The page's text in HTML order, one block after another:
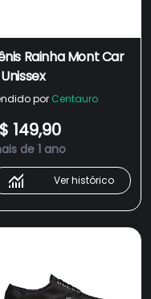
Rainha Mont Car
por Centauro
149,90
de 1 ano
Ver histórico